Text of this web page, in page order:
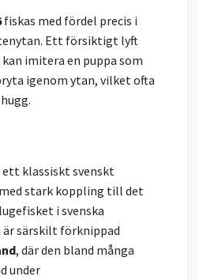
fiskas med fördel precis i
Ett försiktigt lyft
imitera en puppa som
igenom ytan, vilket ofta
ett klassiskt svenskt
stark koppling till det
i svenska
särskilt förknippad
, där den bland många
under